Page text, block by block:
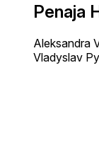
Penaja
Aleksandra
Vladyslav